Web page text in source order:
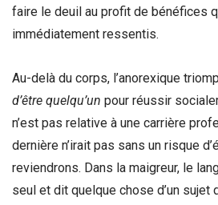
faire le deuil au profit de bénéfices
immédiatement ressentis.
Au-delà du corps, l’anorexique
d’être quelqu’un pour réussir
n’est pas relative à une carrière
dernière n’irait pas sans un risque
reviendrons. Dans la maigreur, le
seul et dit quelque chose d’un sujet